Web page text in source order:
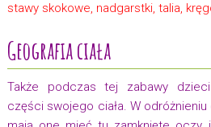
stawy skokowe, nadgarstki, talia,
Geografia ciała
Także podczas tej zabawy
części swojego ciała. W